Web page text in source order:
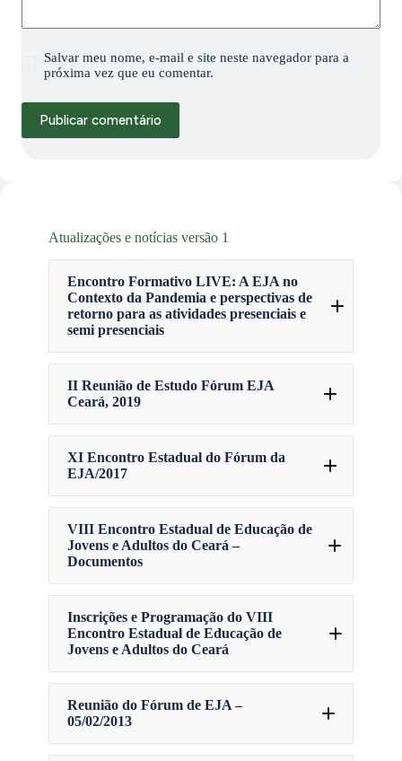
Salvar meu nome, e-mail e site neste navegador para a
próxima vez que eu comentar.
Publicar comentário
Atualizações e notícias versão 1
Encontro Formativo LIVE: A EJA no
Contexto da Pandemia e perspectivas de
retorno para as atividades presenciais e
semi presenciais
II Reunião de Estudo Fórum EJA
Ceará, 2019
04 de Julho de 2019
Auditório FACED/UFC CE
XI Encontro Estadual do Fórum da
EJA/2017
VIII Encontro Estadual de Educação de
Jovens e Adultos do Ceará –
Documentos
EIXO I – O Plano Nacional de
Educação e o Sistema Nacional de
Educação Organização e Regulação.
Inscrições e Programação do VIII
Encontro Estadual de Educação de
Jovens e Adultos do Ceará
Reunião do Fórum de EJA –
05/02/2013